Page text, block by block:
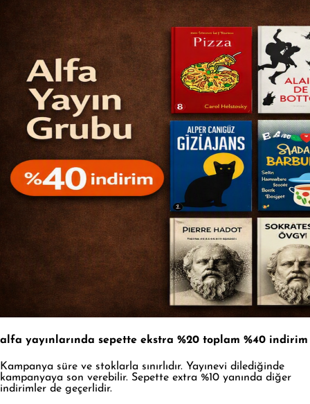
alfa yayınlarında sepette ekstra %20 toplam %40 indirim
Kampanya süre ve stoklarla sınırlıdır. Yayınevi dilediğinde
kampanyaya son verebilir. Sepette extra %10 yanında diğer
indirimler de geçerlidir.